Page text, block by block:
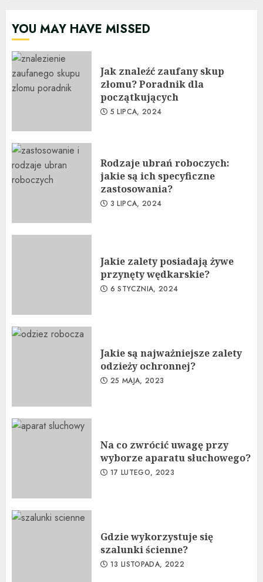
YOU MAY HAVE MISSED
Jak znaleźć zaufany skup
złomu? Poradnik dla
początkujących
5 LIPCA, 2024
Rodzaje ubrań roboczych:
jakie są ich specyficzne
zastosowania?
3 LIPCA, 2024
Jakie zalety posiadają żywe
przynęty wędkarskie?
6 STYCZNIA, 2024
Jakie są najważniejsze zalety
odzieży ochronnej?
25 MAJA, 2023
Na co zwrócić uwagę przy
wyborze aparatu słuchowego?
17 LUTEGO, 2023
Gdzie wykorzystuje się
szalunki ścienne?
13 LISTOPADA, 2022